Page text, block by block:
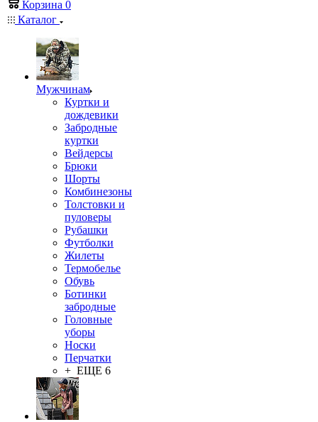
Корзина 0
Каталог
Мужчинам
Куртки и
дождевики
Забродные
куртки
Вейдерсы
Брюки
Шорты
Комбинезоны
Толстовки и
пуловеры
Рубашки
Футболки
Жилеты
Термобелье
Обувь
Ботинки
забродные
Головные
уборы
Носки
Перчатки
+ ЕЩЕ 6